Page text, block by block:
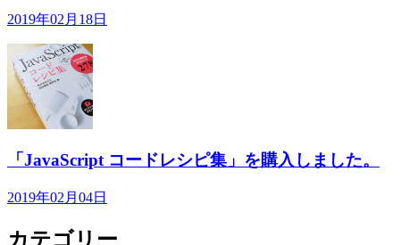
2019年02月18日
「JavaScript コードレシピ集」を購入しました。
2019年02月04日
カテゴリー